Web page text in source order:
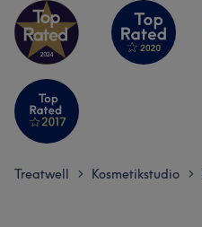
Treatwell > Kosmetikstudio >